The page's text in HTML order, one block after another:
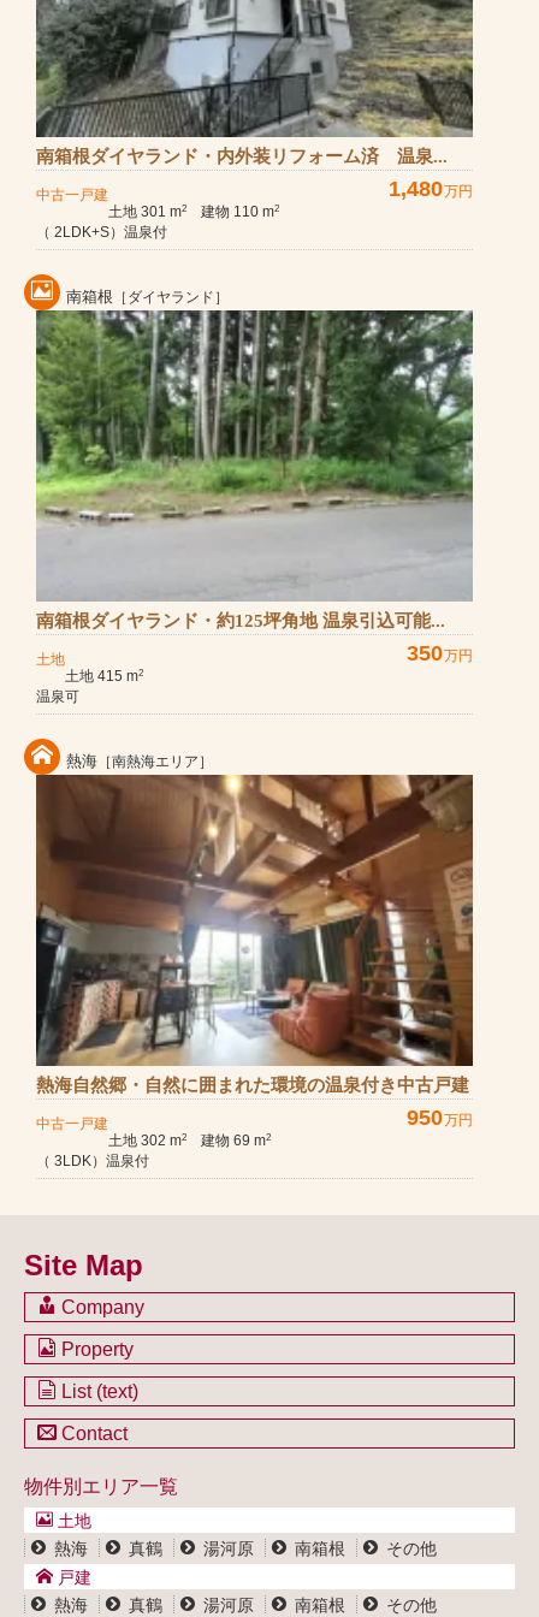
南箱根ダイヤランド・内外装リフォーム済 温泉...
中古一戸建 1,480万円
土地 301 m2 建物 110 m2
（ 2LDK+S）温泉付
南箱根 ［ダイヤランド］
南箱根ダイヤランド・約125坪角地 温泉引込可能...
土地 350万円
土地 415 m2
温泉可
熱海 ［南熱海エリア］
熱海自然郷・自然に囲まれた環境の温泉付き中古戸建
中古一戸建 950万円
土地 302 m2 建物 69 m2
（ 3LDK）温泉付
Site Map
Company
会社のご案内
不動産を売却したい方
不動産買取システム
Property
土地一覧
マンション一覧
事業用物件一覧
List (text)
土地一覧
マンション一覧
事業用物件一覧
Contact
ブログ
プライバシーポリシー
サイトポリシー
物件別エリア一覧
土地
熱海
真鶴 湯河原 南箱根
その他
戸建
熱海
真鶴 湯河原 南箱根 その他